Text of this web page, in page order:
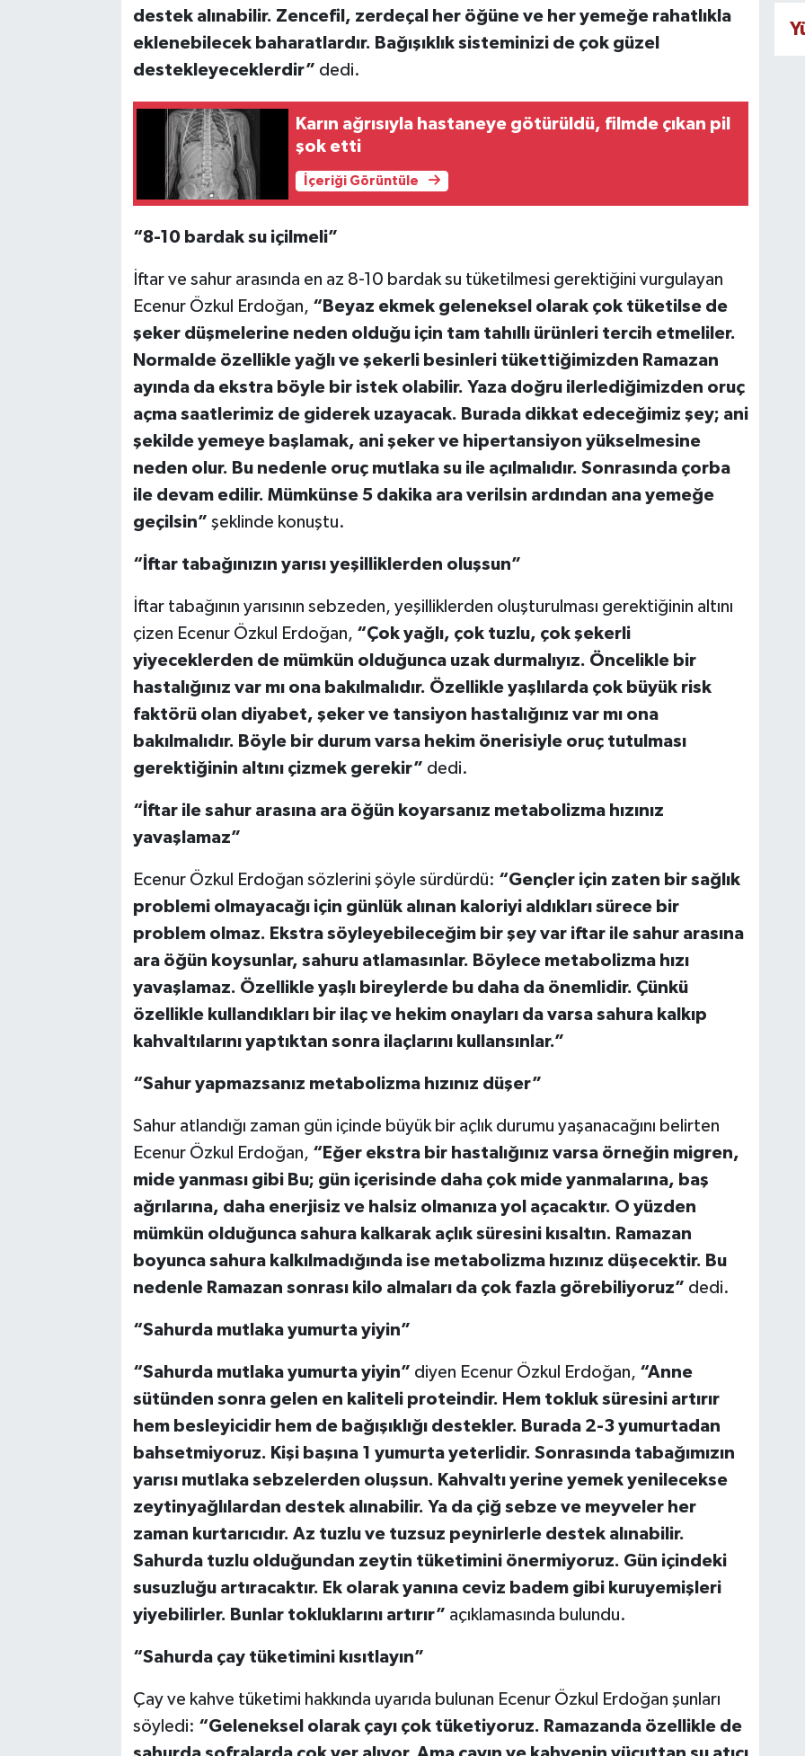
destek alınabilir. Zencefil, zerdeçal her öğüne ve her yemeğe rahatlıkla
eklenebilecek baharatlardır. Bağışıklık sisteminizi de çok güzel
destekleyeceklerdir” dedi.
Karın ağrısıyla hastaneye götürüldü, filmde çıkan pil
şok etti
İçeriği Görüntüle
“8-10 bardak su içilmeli”
İftar ve sahur arasında en az 8-10 bardak su tüketilmesi gerektiğini vurgulayan
Ecenur Özkul Erdoğan, “Beyaz ekmek geleneksel olarak çok tüketilse de
şeker düşmelerine neden olduğu için tam tahıllı ürünleri tercih etmeliler.
Normalde özellikle yağlı ve şekerli besinleri tükettiğimizden Ramazan
ayında da ekstra böyle bir istek olabilir. Yaza doğru ilerlediğimizden oruç
açma saatlerimiz de giderek uzayacak. Burada dikkat edeceğimiz şey; ani
şekilde yemeye başlamak, ani şeker ve hipertansiyon yükselmesine
neden olur. Bu nedenle oruç mutlaka su ile açılmalıdır. Sonrasında çorba
ile devam edilir. Mümkünse 5 dakika ara verilsin ardından ana yemeğe
geçilsin” şeklinde konuştu.
“İftar tabağınızın yarısı yeşilliklerden oluşsun”
İftar tabağının yarısının sebzeden, yeşilliklerden oluşturulması gerektiğinin altını
çizen Ecenur Özkul Erdoğan, “Çok yağlı, çok tuzlu, çok şekerli
yiyeceklerden de mümkün olduğunca uzak durmalıyız. Öncelikle bir
hastalığınız var mı ona bakılmalıdır. Özellikle yaşlılarda çok büyük risk
faktörü olan diyabet, şeker ve tansiyon hastalığınız var mı ona
bakılmalıdır. Böyle bir durum varsa hekim önerisiyle oruç tutulması
gerektiğinin altını çizmek gerekir” dedi.
“İftar ile sahur arasına ara öğün koyarsanız metabolizma hızınız
yavaşlamaz”
Ecenur Özkul Erdoğan sözlerini şöyle sürdürdü: “Gençler için zaten bir sağlık
problemi olmayacağı için günlük alınan kaloriyi aldıkları sürece bir
problem olmaz. Ekstra söyleyebileceğim bir şey var iftar ile sahur arasına
ara öğün koysunlar, sahuru atlamasınlar. Böylece metabolizma hızı
yavaşlamaz. Özellikle yaşlı bireylerde bu daha da önemlidir. Çünkü
özellikle kullandıkları bir ilaç ve hekim onayları da varsa sahura kalkıp
kahvaltılarını yaptıktan sonra ilaçlarını kullansınlar.”
“Sahur yapmazsanız metabolizma hızınız düşer”
Sahur atlandığı zaman gün içinde büyük bir açlık durumu yaşanacağını belirten
Ecenur Özkul Erdoğan, “Eğer ekstra bir hastalığınız varsa örneğin migren,
mide yanması gibi Bu; gün içerisinde daha çok mide yanmalarına, baş
ağrılarına, daha enerjisiz ve halsiz olmanıza yol açacaktır. O yüzden
mümkün olduğunca sahura kalkarak açlık süresini kısaltın. Ramazan
boyunca sahura kalkılmadığında ise metabolizma hızınız düşecektir. Bu
nedenle Ramazan sonrası kilo almaları da çok fazla görebiliyoruz” dedi.
“Sahurda mutlaka yumurta yiyin”
“Sahurda mutlaka yumurta yiyin” diyen Ecenur Özkul Erdoğan, “Anne
sütünden sonra gelen en kaliteli proteindir. Hem tokluk süresini artırır
hem besleyicidir hem de bağışıklığı destekler. Burada 2-3 yumurtadan
bahsetmiyoruz. Kişi başına 1 yumurta yeterlidir. Sonrasında tabağımızın
yarısı mutlaka sebzelerden oluşsun. Kahvaltı yerine yemek yenilecekse
zeytinyağlılardan destek alınabilir. Ya da çiğ sebze ve meyveler her
zaman kurtarıcıdır. Az tuzlu ve tuzsuz peynirlerle destek alınabilir.
Sahurda tuzlu olduğundan zeytin tüketimini önermiyoruz. Gün içindeki
susuzluğu artıracaktır. Ek olarak yanına ceviz badem gibi kuruyemişleri
yiyebilirler. Bunlar tokluklarını artırır” açıklamasında bulundu.
“Sahurda çay tüketimini kısıtlayın”
Çay ve kahve tüketimi hakkında uyarıda bulunan Ecenur Özkul Erdoğan şunları
söyledi: “Geleneksel olarak çayı çok tüketiyoruz. Ramazanda özellikle de